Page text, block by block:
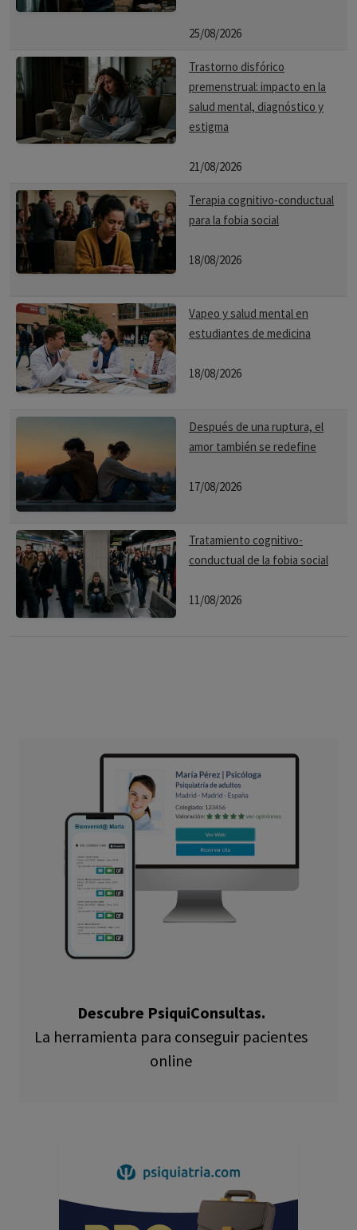
25/08/2026
Trastorno disfórico
premenstrual: impacto en la
salud mental, diagnóstico y
estigma
21/08/2026
Terapia cognitivo-conductual
para la fobia social
18/08/2026
Vapeo y salud mental en
estudiantes de medicina
18/08/2026
Después de una ruptura, el
amor también se redefine
17/08/2026
Tratamiento cognitivo-
conductual de la fobia social
11/08/2026
Descubre PsiquiConsultas.
La herramienta para conseguir pacientes
online